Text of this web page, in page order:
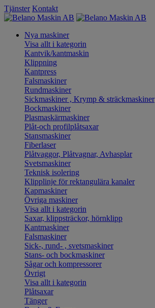
Tjänster Kontakt
Nya maskiner
Visa allt i kategorin
Kantvik/kantmaskin
Klippning
Kantpress
Falsmaskiner
Rundmaskiner
Sickmaskiner , Krymp & sträckmaskiner
Bockmaskiner
Plasmaskärmaskiner
Plåt-och profilplåtsaxar
Stansmaskiner
Fiberlaser
Plåtvaggor, Plåtvagnar, Avhasplar
Svetsmaskiner
Teknisk isolering
Klipplinje för rektangulära kanaler
Kapmaskiner
Övriga maskiner
Visa allt i kategorin
Saxar, klippsträckor, hörnklipp
Kantmaskiner
Falsmaskiner
Sick-, rund- , svetsmaskiner
Stans- och bockmaskiner
Sågar och kompressorer
Övrigt
Visa allt i kategorin
Plåtsaxar
Tänger